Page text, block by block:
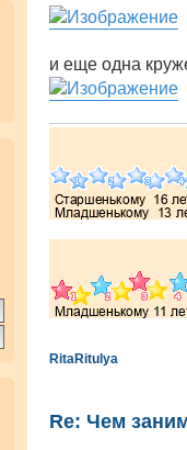
и еще одна
RitaRitulya
Re: Чем